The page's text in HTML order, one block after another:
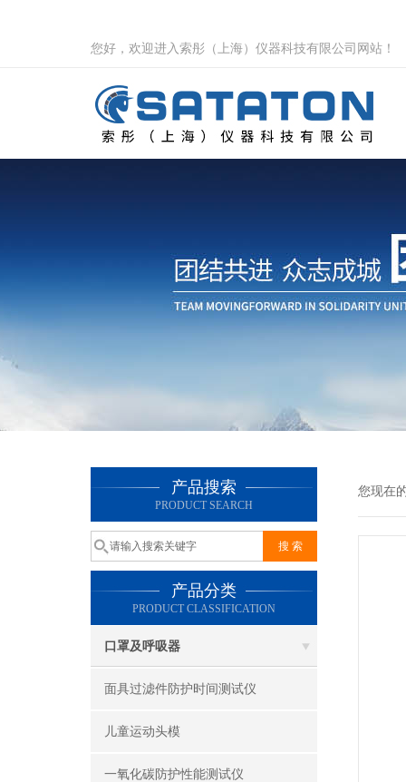
您好，欢迎进入索彤（上海）仪器科技有限公司网站！
产品搜索
PRODUCT SEARCH
产品分类
PRODUCT CLASSIFICATION
口罩及呼吸器
面具过滤件防护时间测试仪
儿童运动头模
一氧化碳防护性能测试仪
您现在